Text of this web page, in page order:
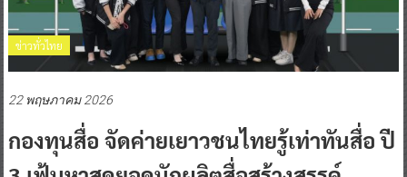
ข่าวทั่วไทย
22 พฤษภาคม 2026
กองทุนสื่อ จัดค่ายเยาวชนไทยรู้เท่าทันสื่อ ปี